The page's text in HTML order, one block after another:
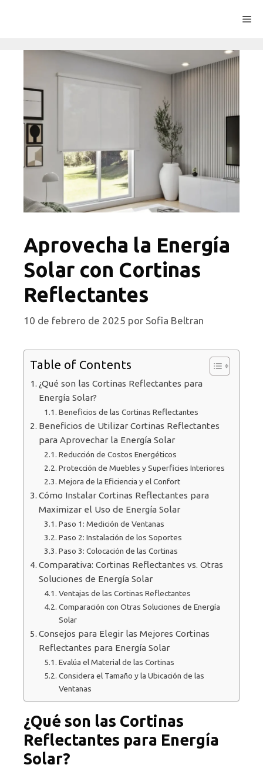
Aprovecha la Energía
Solar con Cortinas
Reflectantes
10 de febrero de 2025 por Sofia Beltran
Table of Contents
¿Qué son las Cortinas Reflectantes para
Energía Solar?
Beneficios de las Cortinas Reflectantes
Beneficios de Utilizar Cortinas Reflectantes
para Aprovechar la Energía Solar
Reducción de Costos Energéticos
Protección de Muebles y Superficies Interiores
Mejora de la Eficiencia y el Confort
Cómo Instalar Cortinas Reflectantes para
Maximizar el Uso de Energía Solar
Paso 1: Medición de Ventanas
Paso 2: Instalación de los Soportes
Paso 3: Colocación de las Cortinas
Comparativa: Cortinas Reflectantes vs. Otras
Soluciones de Energía Solar
Ventajas de las Cortinas Reflectantes
Comparación con Otras Soluciones de Energía
Solar
Consejos para Elegir las Mejores Cortinas
Reflectantes para Energía Solar
Evalúa el Material de las Cortinas
Considera el Tamaño y la Ubicación de las
Ventanas
¿Qué son las Cortinas
Reflectantes para Energía
Solar?